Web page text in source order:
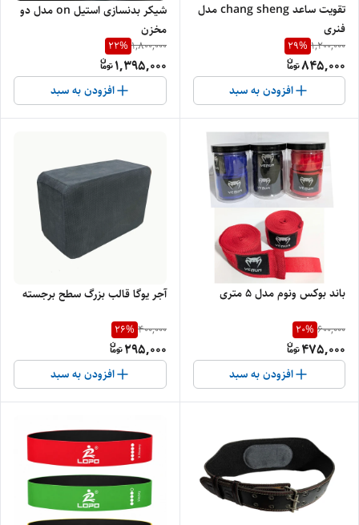
تقویت ساعد chang sheng مدل
فنری
1,200,000
29%
845,000
افزودن به سبد
شیکر بدنسازی استیل on مدل دو
مخزن
1,800,000
22%
1,395,000
افزودن به سبد
باند بوکس ونوم مدل ۵ متری
600,000
20%
475,000
افزودن به سبد
آجر یوگا قالب بزرگ‌ سطح برجسته
400,000
26%
295,000
افزودن به سبد